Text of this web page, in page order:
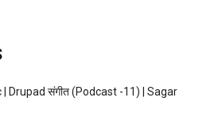
Drupad संगीत (Podcast -11) | Sagar